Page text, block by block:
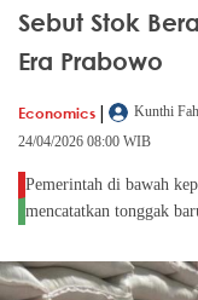
Sebut Stok
Era Prabowo
Economics |
Kunthi
24/04/2026 08:00 WIB
Pemerintah di bawah
mencatatkan tonggak